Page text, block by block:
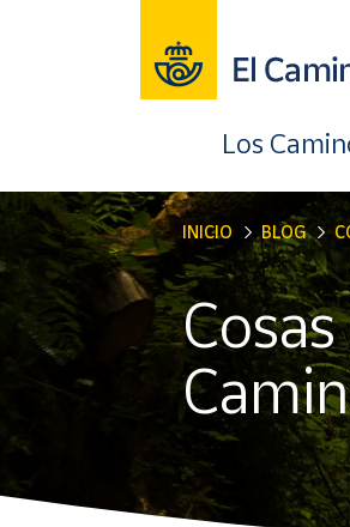
Los
INICIO BLOG